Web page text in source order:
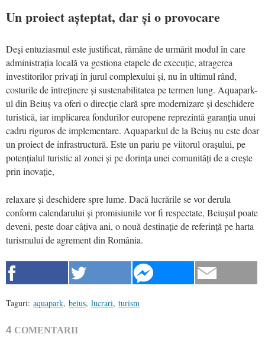
Un proiect așteptat, dar și o provocare
Deși entuziasmul este justificat, rămâne de urmărit modul în care
administrația locală va gestiona etapele de execuție, atragerea
investitorilor privați în jurul complexului și, nu în ultimul rând,
costurile de întreținere și sustenabilitatea pe termen lung. Aquapark-
ul din Beiuș va oferi o direcție clară spre modernizare și deschidere
turistică, iar implicarea fondurilor europene reprezintă garanția unui
cadru riguros de implementare. Aquaparkul de la Beiuș nu este doar
un proiect de infrastructură. Este un pariu pe viitorul orașului, pe
potențialul turistic al zonei și pe dorința unei comunități de a crește
prin inovație,
relaxare și deschidere spre lume. Dacă lucrările se vor derula
conform calendarului și promisiunile vor fi respectate, Beiușul poate
deveni, peste doar câțiva ani, o nouă destinație de referință pe harta
turismului de agrement din România.
Taguri: aquapark, beius, lucrari, turism
4 COMENTARII